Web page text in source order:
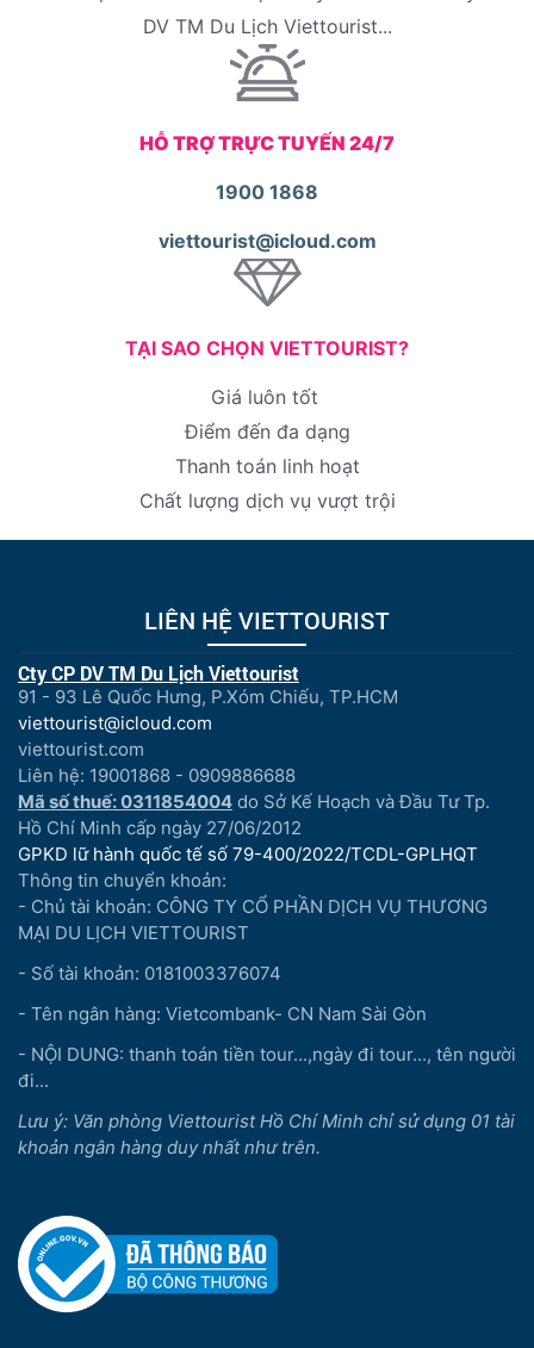
DV TM Du Lịch Viettourist...
HỖ TRỢ TRỰC TUYẾN 24/7
1900 1868
viettourist@icloud.com
TẠI SAO CHỌN VIETTOURIST?
Giá luôn tốt
Điểm đến đa dạng
Thanh toán linh hoạt
Chất lượng dịch vụ vượt trội
LIÊN HỆ VIETTOURIST
Cty CP DV TM Du Lịch Viettourist
91 - 93 Lê Quốc Hưng, P.Xóm Chiếu, TP.HCM
viettourist@icloud.com
viettourist.com
Liên hệ: 19001868 - 0909886688
Mã số thuế: 0311854004 do Sở Kế Hoạch và Đầu Tư Tp.
Hồ Chí Minh cấp ngày 27/06/2012
GPKD lữ hành quốc tế số 79-400/2022/TCDL-GPLHQT
Thông tin chuyển khoản:
- Chủ tài khoản: CÔNG TY CỔ PHẦN DỊCH VỤ THƯƠNG
MẠI DU LỊCH VIETTOURIST
- Số tài khoản: 0181003376074
- Tên ngân hàng: Vietcombank- CN Nam Sài Gòn
- NỘI DUNG: thanh toán tiền tour...,ngày đi tour..., tên người
đi...
Lưu ý: Văn phòng Viettourist Hồ Chí Minh chỉ sử dụng 01 tài
khoản ngân hàng duy nhất như trên.